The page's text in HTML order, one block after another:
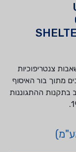
צנטריפוכיות
מתוך בור האיסוף
ההתגוננות